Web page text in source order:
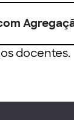
docentes.